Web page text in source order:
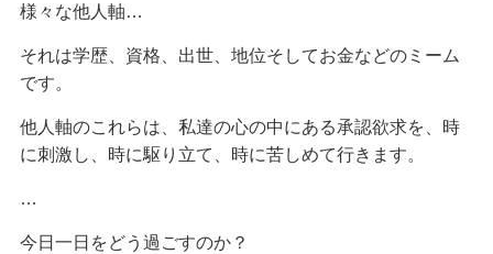
様々な他人軸…
それは学歴、資格、出世、地位そしてお金などのミーム
です。
他人軸のこれらは、私達の心の中にある承認欲求を、時
に刺激し、時に駆り立て、時に苦しめて行きます。
…
今日一日をどう過ごすのか？